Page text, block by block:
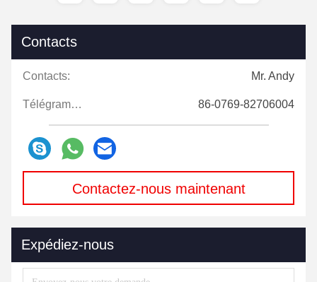
Contacts
Contacts: Mr. Andy
Télégramme: 86-0769-82706004
Contactez-nous maintenant
Expédiez-nous